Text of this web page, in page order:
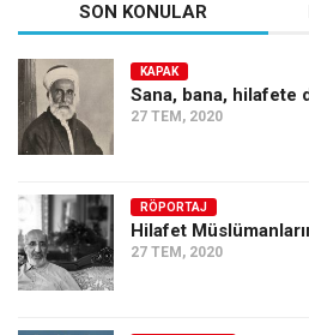
SON KONULAR
KAPAK
Sana, bana, hilafete
27 TEM, 2020
RÖPORTAJ
Hilafet
27 TEM, 2020